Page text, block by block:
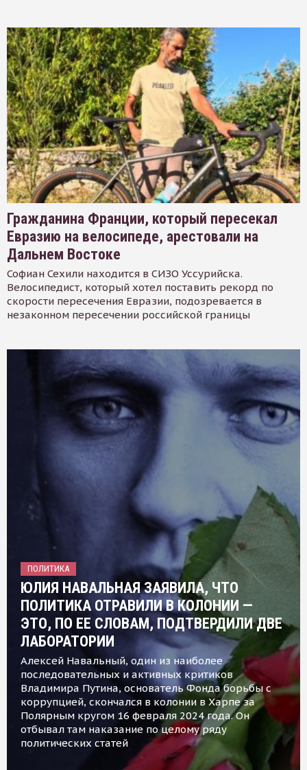
Гражданина Франции, который пересекал
Евразию на велосипеде, арестовали на
Дальнем Востоке
Софиан Сехили находится в СИЗО Уссурийска.
Велосипедист, который хотел поставить рекорд по
скорости пересечения Евразии, подозревается в
незаконном пересечении российской границы
ПОЛИТИКА
ЮЛИЯ НАВАЛЬНАЯ ЗАЯВИЛА, ЧТО
ПОЛИТИКА ОТРАВИЛИ В КОЛОНИИ —
ЭТО, ПО ЕЕ СЛОВАМ, ПОДТВЕРДИЛИ ДВЕ
ЛАБОРАТОРИИ
Алексей Навальный, один из наиболее
последовательных и активных критиков
Владимира Путина, основатель Фонда борьбы с
коррупцией, скончался в колонии в Харпе за
Полярным кругом 16 февраля 2024 года. Он
отбывал там наказание по целому ряду
политических статей